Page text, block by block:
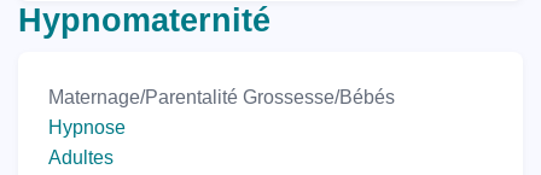
Hypnomaternité
Maternage/Parentalité Grossesse/Bébés
Hypnose
Adultes